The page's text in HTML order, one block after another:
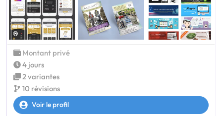
Montant privé
4 jours
2 variantes
10 révisions
Voir le profil